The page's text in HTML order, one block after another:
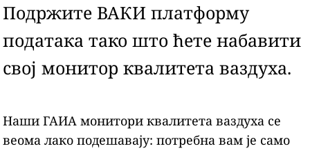
Подржите ВАКИ платформу
података тако што ћете набавити
свој монитор квалитета ваздуха.
Наши ГАИА монитори квалитета ваздуха се
веома лако подешавају: потребна вам је само